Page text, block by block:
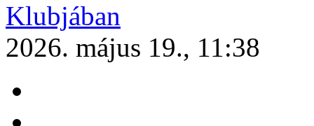
Klubjában
2026. május 19., 11:38